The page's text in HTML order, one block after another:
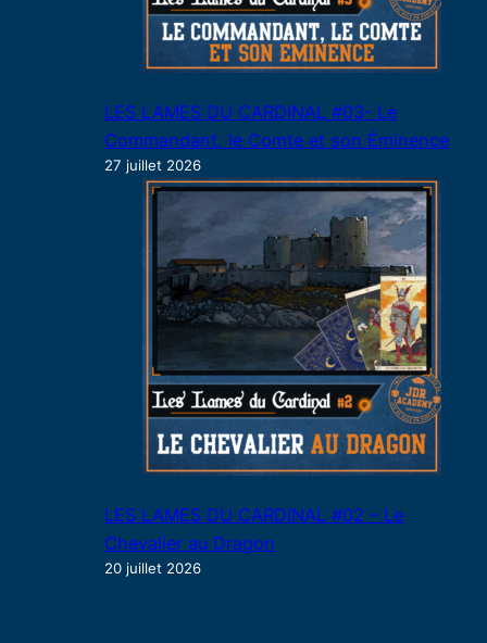
LES LAMES DU CARDINAL #03- Le
Commandant, le Comte et son Éminence
27 juillet 2026
LES LAMES DU CARDINAL #02 – Le
Chevalier au Dragon
20 juillet 2026